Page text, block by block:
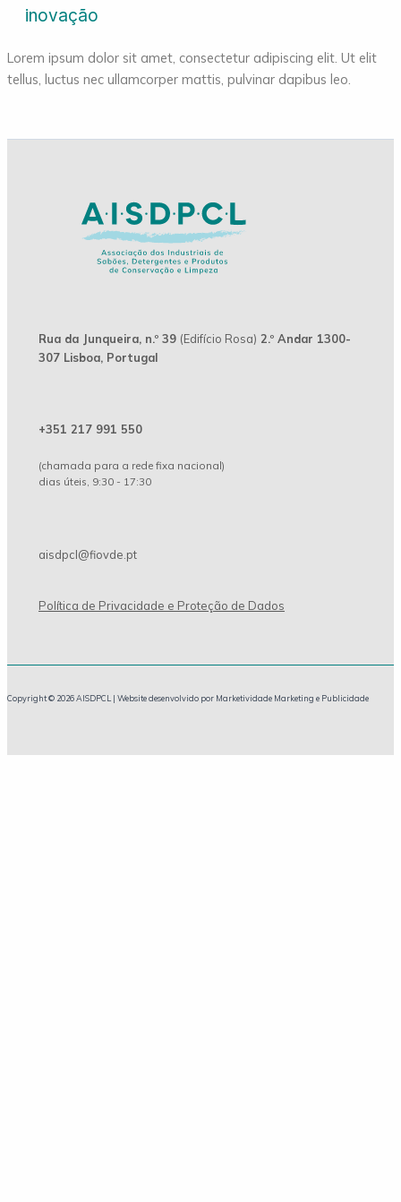
inovação
Lorem ipsum dolor sit amet, consectetur adipiscing elit. Ut elit
tellus, luctus nec ullamcorper mattis, pulvinar dapibus leo.
Rua da Junqueira, n.º 39 (Edifício Rosa) 2.º Andar 1300-
307 Lisboa, Portugal
+351 217 991 550
(chamada para a rede fixa nacional)
dias úteis, 9:30 - 17:30
aisdpcl@fiovde.pt
Política de Privacidade e Proteção de Dados
Copyright © 2026 AISDPCL | Website desenvolvido por Marketividade Marketing e Publicidade